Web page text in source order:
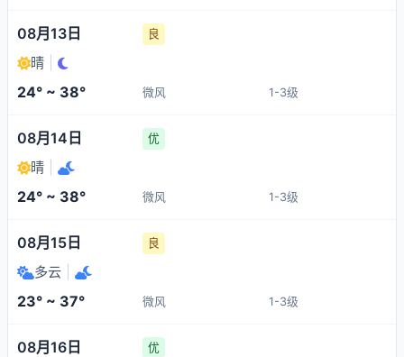
08月13日 良
晴
24° ~ 38° 微风 1-3级
08月14日 优
晴
24° ~ 38° 微风 1-3级
08月15日 良
多云
23° ~ 37° 微风 1-3级
08月16日 优